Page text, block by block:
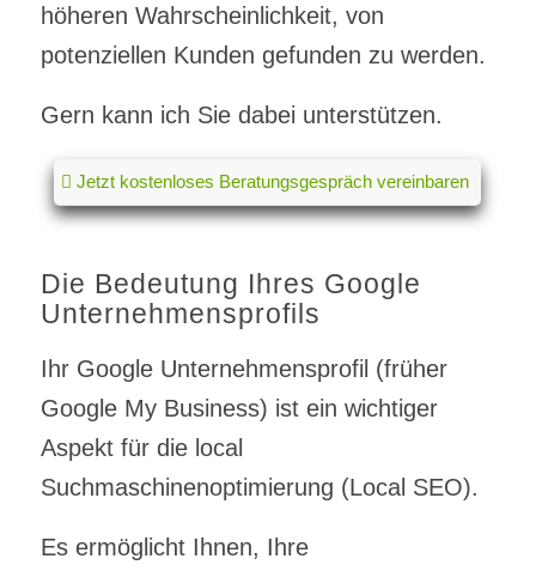
höheren Wahrscheinlichkeit, von
potenziellen Kunden gefunden zu werden.
Gern kann ich Sie dabei unterstützen.
Jetzt kostenloses Beratungsgespräch vereinbaren
Die Bedeutung Ihres Google
Unternehmensprofils
Ihr Google Unternehmensprofil (früher
Google My Business) ist ein wichtiger
Aspekt für die local
Suchmaschinenoptimierung (Local SEO).
Es ermöglicht Ihnen, Ihre